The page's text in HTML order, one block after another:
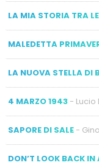
LA MIA STORIA TRA
MALEDETTA
LA NUOVA STELLA DI
4 MARZO 1943- Lucio
SAPORE DI SALE-
DON’T LOOK BACK IN